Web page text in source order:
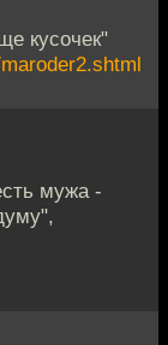
кусочек"
мужа -